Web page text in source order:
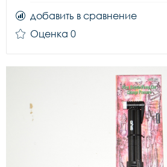
добавить в сравнение
Оценка 0